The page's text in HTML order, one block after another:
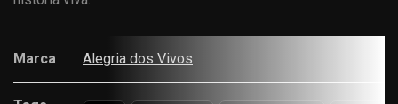
Marca Alegria dos Vivos